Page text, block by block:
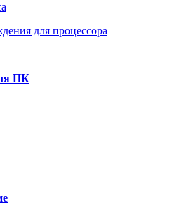
для процессора
ПК